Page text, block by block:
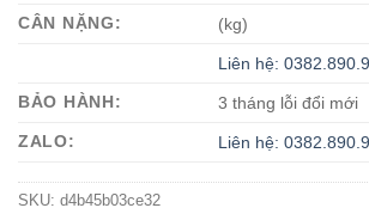
CÂN NẶNG:
(kg)
Liên hệ:
BẢO HÀNH:
3 tháng lỗi đổi mới
ZALO:
Liên hệ:
SKU: d4b45b03ce32